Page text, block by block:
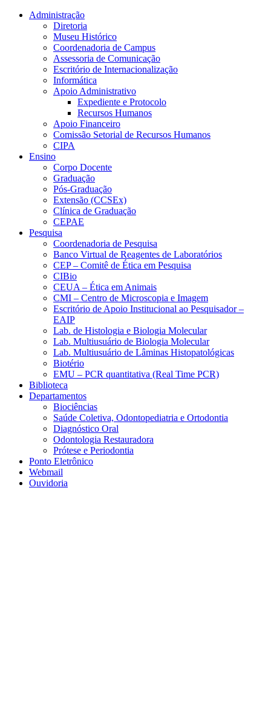
Conteúdo principal Menu principal
Administração
Diretoria
Museu Histórico
Coordenadoria de Campus
Assessoria de Comunicação
Escritório de Internacionalização
Informática
Apoio Administrativo
Expediente e Protocolo
Recursos Humanos
Apoio Financeiro
Comissão Setorial de Recursos Humanos
CIPA
Ensino
Corpo Docente
Graduação
Pós-Graduação
Extensão (CCSEx)
Clínica de Graduação
CEPAE
Pesquisa
Coordenadoria de Pesquisa
Banco Virtual de Reagentes de Laboratórios
CEP – Comitê de Ética em Pesquisa
CIBio
CEUA – Ética em Animais
CMI – Centro de Microscopia e Imagem
Escritório de Apoio Institucional ao Pesquisador –
EAIP
Lab. de Histologia e Biologia Molecular
Lab. Multiusuário de Biologia Molecular
Lab. Multiusuário de Lâminas Histopatológicas
Biotério
EMU – PCR quantitativa (Real Time PCR)
Biblioteca
Departamentos
Biociências
Saúde Coletiva, Odontopediatria e Ortodontia
Diagnóstico Oral
Odontologia Restauradora
Prótese e Periodontia
Ponto Eletrônico
Webmail
Ouvidoria